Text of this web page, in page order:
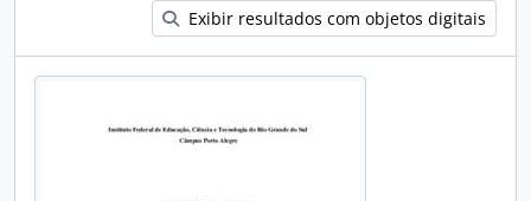
Exibir resultados com objetos digitais